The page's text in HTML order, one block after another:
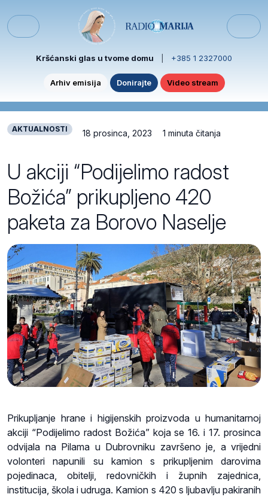
Menu
Kršćanski glas u tvome domu +385 1 2327000
Arhiv emisija Donirajte Video stream
AKTUALNOSTI 18 prosinca, 2023 1 minuta čitanja
U akciji “Podijelimo radost
Božića” prikupljeno 420
paketa za Borovo Naselje
Prikupljanje hrane i higijenskih proizvoda u humanitarnoj
akciji “Podijelimo radost Božića” koja se 16. i 17. prosinca
odvijala na Pilama u Dubrovniku završeno je, a vrijedni
volonteri napunili su kamion s prikupljenim darovima
pojedinaca, obitelji, redovničkih i župnih zajednica,
institucija, škola i udruga. Kamion s 420 s ljubavlju pakiranih